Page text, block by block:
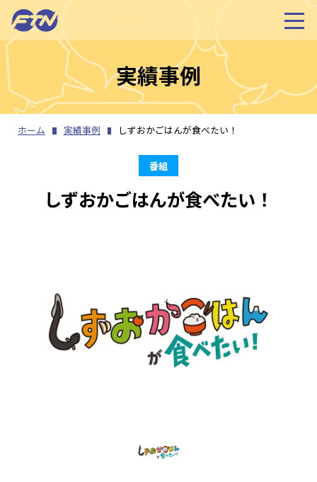
実績事例
ホーム 実績事例 しずおかごはんが食べたい！
番組
しずおかごはんが食べたい！